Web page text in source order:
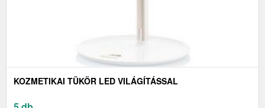
KOZMETIKAI TÜKÖR LED VILÁGÍTÁSSAL